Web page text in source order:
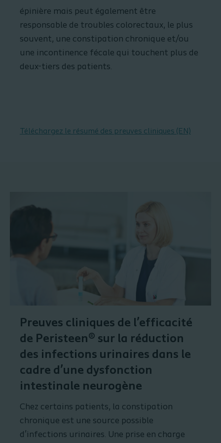
épinière mais peut également être
responsable de troubles colorectaux, le plus
souvent, une constipation chronique et/ou
une incontinence fécale qui touchent plus de
deux-tiers des patients.
Téléchargez le résumé des preuves cliniques (EN)
Preuves cliniques de l’efficacité
de Peristeen® sur la réduction
des infections urinaires dans le
cadre d’une dysfonction
intestinale neurogène
Chez certains patients, la constipation
chronique est une source possible
d’infections urinaires. Une prise en charge